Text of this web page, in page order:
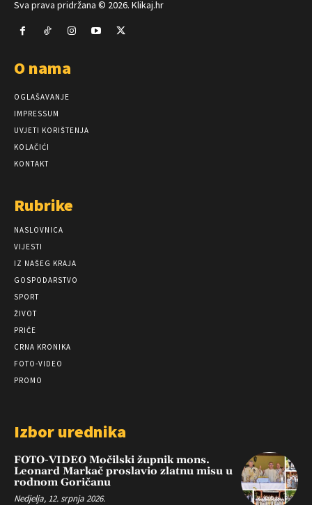
Sva prava pridržana © 2026. Klikaj.hr
O nama
OGLAŠAVANJE
IMPRESSUM
UVJETI KORIŠTENJA
KOLAČIĆI
KONTAKT
Rubrike
NASLOVNICA
VIJESTI
IZ NAŠEG KRAJA
GOSPODARSTVO
SPORT
ŽIVOT
PRIČE
CRNA KRONIKA
FOTO-VIDEO
PROMO
Izbor urednika
FOTO-VIDEO Močilski župnik mons.
Leonard Markač proslavio zlatnu misu u
rodnom Goričanu
Nedjelja, 12. srpnja 2026.